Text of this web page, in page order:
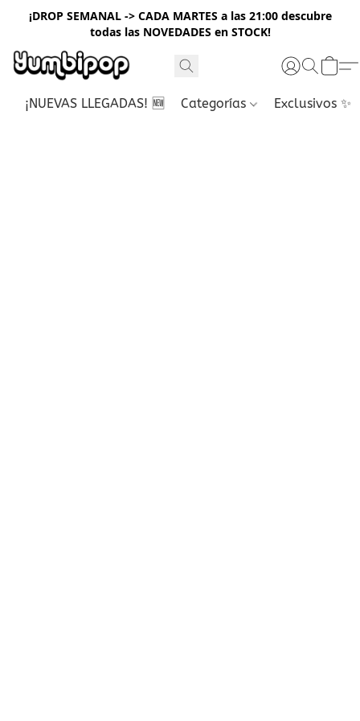
¡DROP SEMANAL -> CADA MARTES a las 21:00 descubre
todas las NOVEDADES en STOCK!
¡NUEVAS LLEGADAS! 🆕 Categorías Exclusivos ✨